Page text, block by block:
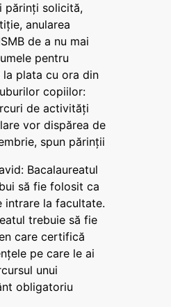
părinți solicită,
anularea
de a nu mai
pentru
la plata cu ora din
copiilor:
de activități
vor dispărea de
spun părinții
Bacalaureatul
să fie folosit ca
intrare la facultate.
trebuie să fie
care certifică
pe care le ai
unui
obligatoriu